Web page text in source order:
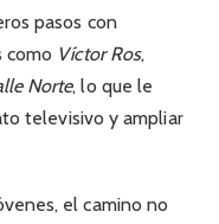
pasos con
como Víctor Ros,
Norte, lo que le
televisivo y ampliar
el camino no